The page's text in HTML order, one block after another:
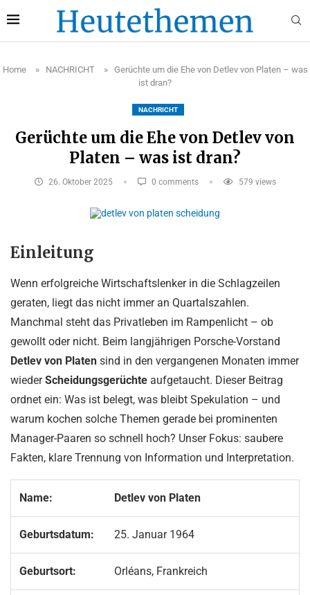
Home » NACHRICHT » Gerüchte um die Ehe von Detlev von Platen – was
ist dran?
NACHRICHT
Gerüchte um die Ehe von Detlev von
Platen – was ist dran?
26. Oktober 2025 0 comments 579 views
Einleitung
Wenn erfolgreiche Wirtschaftslenker in die Schlagzeilen
geraten, liegt das nicht immer an Quartalszahlen.
Manchmal steht das Privatleben im Rampenlicht – ob
gewollt oder nicht. Beim langjährigen Porsche-Vorstand
Detlev von Platen sind in den vergangenen Monaten immer
wiederScheidungsgerüchte aufgetaucht. Dieser Beitrag
ordnet ein: Was ist belegt, was bleibt Spekulation – und
warum kochen solche Themen gerade bei prominenten
Manager-Paaren so schnell hoch? Unser Fokus: saubere
Fakten, klare Trennung von Information und Interpretation.
Name: Detlev von Platen
Geburtsdatum: 25. Januar 1964
Geburtsort: Orléans, Frankreich